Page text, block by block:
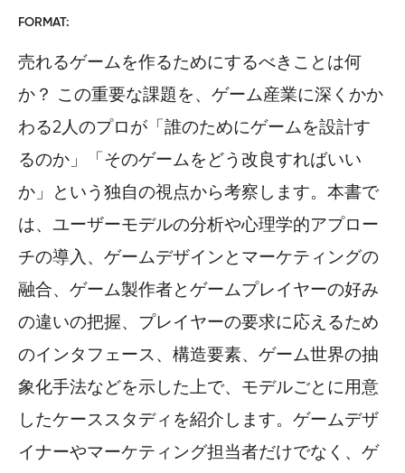
FORMAT
売れるゲームを作るためにするべきことは何
か？ この重要な課題を、ゲーム産業に深くかか
わる2人のプロが「誰のためにゲームを設計す
るのか」「そのゲームをどう改良すればいい
か」という独自の視点から考察します。本書で
は、ユーザーモデルの分析や心理学的アプロー
チの導入、ゲームデザインとマーケティングの
融合、ゲーム製作者とゲームプレイヤーの好み
の違いの把握、プレイヤーの要求に応えるため
のインタフェース、構造要素、ゲーム世界の抽
象化手法などを示した上で、モデルごとに用意
したケーススタディを紹介します。ゲームデザ
イナーやマーケティング担当者だけでなく、ゲ